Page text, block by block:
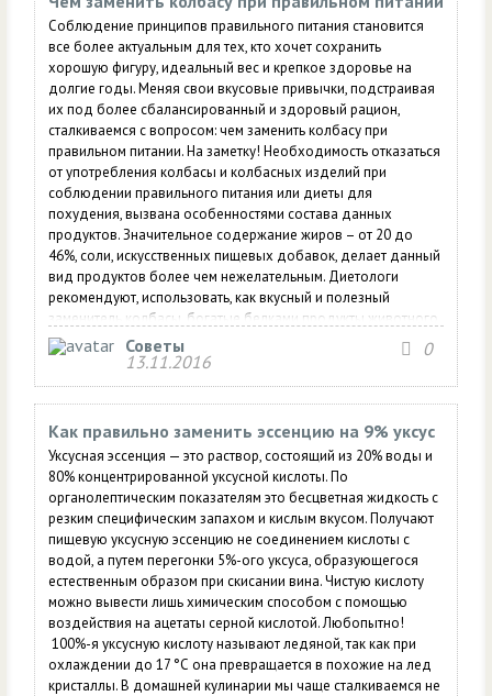
Соблюдение принципов правильного питания становится
все более актуальным для тех, кто хочет сохранить
хорошую фигуру, идеальный вес и крепкое здоровье на
долгие годы. Меняя свои вкусовые привычки, подстраивая
их под более сбалансированный и здоровый рацион,
сталкиваемся с вопросом: чем заменить колбасу при
правильном питании. На заметку! Необходимость отказаться
от употребления колбасы и колбасных изделий при
соблюдении правильного питания или диеты для
похудения, вызвана особенностями состава данных
продуктов. Значительное содержание жиров – от 20 до
46%, соли, искусственных пищевых добавок, делает данный
вид продуктов более чем нежелательным. Диетологи
рекомендуют, использовать, как вкусный и полезный
заменитель колбасы, богатые белками продукты животного
и растительного происхождения. Птица вместо колбасы
Колбасу в рационе естественней всего заменить
Советы
13.11.2016
0
Как правильно заменить эссенцию на 9% уксус
Уксусная эссенция — это раствор, состоящий из 20% воды и
80% концентрированной уксусной кислоты. По
органолептическим показателям это бесцветная жидкость с
резким специфическим запахом и кислым вкусом. Получают
пищевую уксусную эссенцию не соединением кислоты с
водой, а путем перегонки 5%-ого уксуса, образующегося
естественным образом при скисании вина. Чистую кислоту
можно вывести лишь химическим способом с помощью
воздействия на ацетаты серной кислотой. Любопытно!
100%-я уксусную кислоту называют ледяной, так как при
охлаждении до 17 °С она превращается в похожие на лед
кристаллы. В домашней кулинарии мы чаще сталкиваемся не